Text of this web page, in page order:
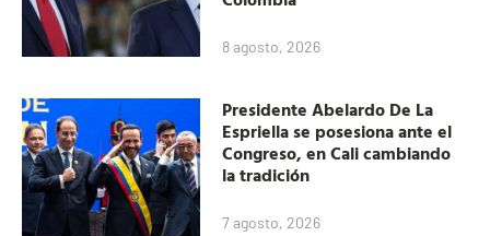
8 agosto, 2026
Presidente Abelardo De La
Espriella se posesiona ante el
Congreso, en Cali cambiando
la tradición
7 agosto, 2026